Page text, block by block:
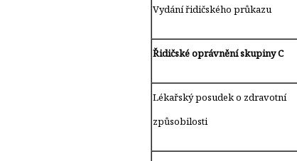
Vydání řidičského průkazu
Řidičské oprávnění skupiny C
Lékařský posudek o zdravotní
způsobilosti